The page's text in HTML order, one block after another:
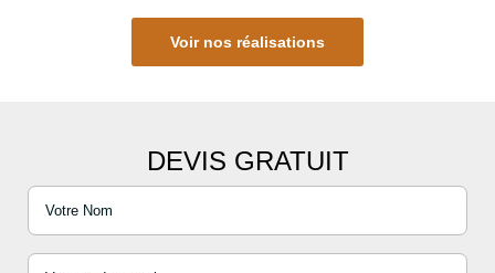
Voir nos réalisations
DEVIS GRATUIT